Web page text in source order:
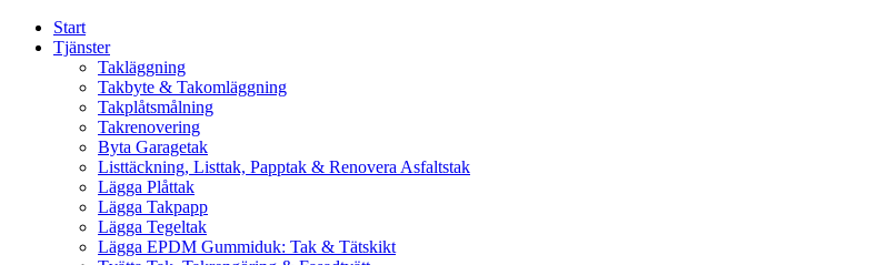
Start
Tjänster
Takläggning
Takbyte & Takomläggning
Takplåtsmålning
Takrenovering
Byta Garagetak
Listtäckning, Listtak, Papptak & Renovera Asfaltstak
Lägga Plåttak
Lägga Takpapp
Lägga Tegeltak
Lägga EPDM Gummiduk: Tak & Tätskikt